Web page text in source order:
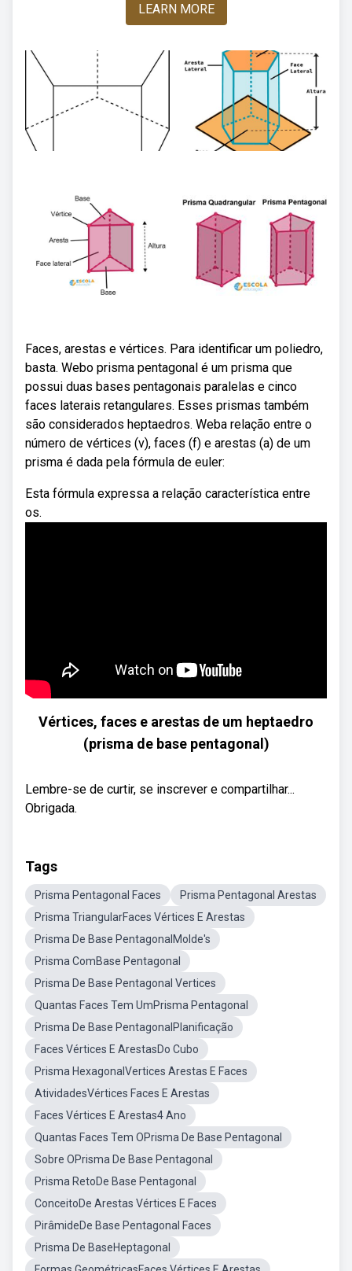
LEARN MORE
Faces, arestas e vértices. Para identificar um poliedro,
basta. Webo prisma pentagonal é um prisma que
possui duas bases pentagonais paralelas e cinco
faces laterais retangulares. Esses prismas também
são considerados heptaedros. Weba relação entre o
número de vértices (v), faces (f) e arestas (a) de um
prisma é dada pela fórmula de euler:
Esta fórmula expressa a relação característica entre
os.
Vértices, faces e arestas de um heptaedro
(prisma de base pentagonal)
Lembre-se de curtir, se inscrever e compartilhar...
Obrigada.
Tags
Prisma Pentagonal Faces
Prisma Pentagonal Arestas
Prisma TriangularFaces Vértices E Arestas
Prisma De Base PentagonalMolde's
Prisma ComBase Pentagonal
Prisma De Base Pentagonal Vertices
Quantas Faces Tem UmPrisma Pentagonal
Prisma De Base PentagonalPlanificação
Faces Vértices E ArestasDo Cubo
Prisma HexagonalVertices Arestas E Faces
AtividadesVértices Faces E Arestas
Faces Vértices E Arestas4 Ano
Quantas Faces Tem OPrisma De Base Pentagonal
Sobre OPrisma De Base Pentagonal
Prisma RetoDe Base Pentagonal
ConceitoDe Arestas Vértices E Faces
PirâmideDe Base Pentagonal Faces
Prisma De BaseHeptagonal